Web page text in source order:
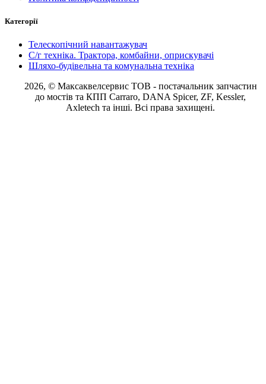
Категорії
Телескопічний навантажувач
С/г техніка. Трактора, комбайни, оприскувачі
Шляхо-будівельна та комунальна техніка
2026, © Максаквелсервис ТОВ - постачальник запчастин
до мостів та КПП Carraro, DANA Spicer, ZF, Kessler,
Axletech та інші. Всі права захищені.